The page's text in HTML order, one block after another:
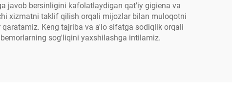
javob bersinligini kafolatlaydigan qat'iy gigiena va
xizmatni taklif qilish orqali mijozlar bilan muloqotni
Keng tajriba va a'lo sifatga sodiqlik orqali
sog'liqini yaxshilashga intilamiz.